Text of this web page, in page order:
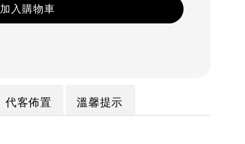
加入購物車
代客佈置 溫馨提示